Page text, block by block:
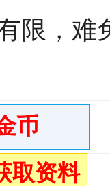
限，难
币
取资料